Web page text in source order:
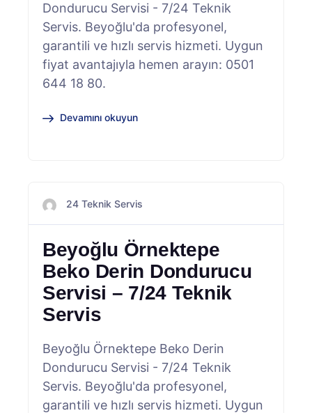
Dondurucu Servisi - 7/24 Teknik
Servis. Beyoğlu'da profesyonel,
garantili ve hızlı servis hizmeti. Uygun
fiyat avantajıyla hemen arayın: 0501
644 18 80.
Devamını okuyun
24 Teknik Servis
Beyoğlu Örnektepe
Beko Derin Dondurucu
Servisi – 7/24 Teknik
Servis
Beyoğlu Örnektepe Beko Derin
Dondurucu Servisi - 7/24 Teknik
Servis. Beyoğlu'da profesyonel,
garantili ve hızlı servis hizmeti. Uygun